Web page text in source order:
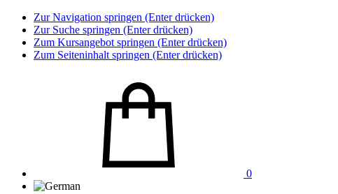
Zur Navigation springen (Enter drücken)
Zur Suche springen (Enter drücken)
Zum Kursangebot springen (Enter drücken)
Zum Seiteninhalt springen (Enter drücken)
0